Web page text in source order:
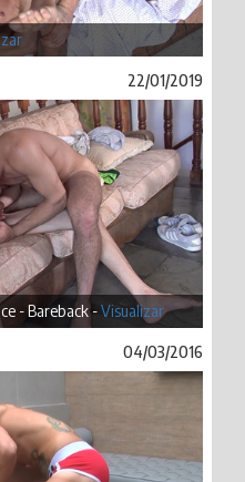
22/01/2019
- Bareback -Visualizar
04/03/2016